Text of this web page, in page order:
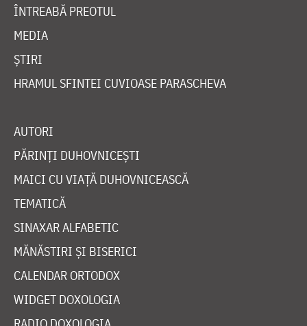
ÎNTREABĂ PREOTUL
MEDIA
ȘTIRI
HRAMUL SFINTEI CUVIOASE PARASCHEVA
AUTORI
PĂRINȚI DUHOVNICEȘTI
MAICI CU VIAȚĂ DUHOVNICEASCĂ
TEMATICĂ
SINAXAR ALFABETIC
MĂNĂSTIRI ȘI BISERICI
CALENDAR ORTODOX
WIDGET DOXOLOGIA